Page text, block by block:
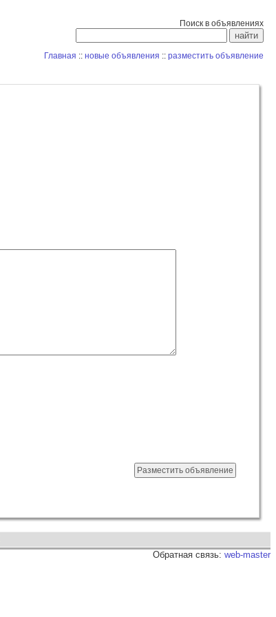
Поиск в объявлениях
Главная :: новые объявления :: разместить объявление
Обратная связь: web-master